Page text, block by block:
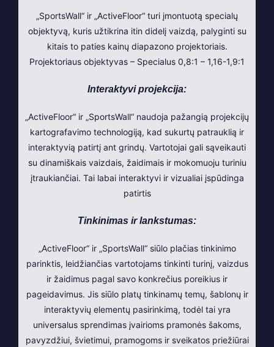
„SportsWall“ ir „ActiveFloor“ turi įmontuotą specialų
objektyvą, kuris užtikrina itin didelį vaizdą, palyginti su
kitais to paties kainų diapazono projektoriais.
Projektoriaus objektyvas – Specialus 0,8:1 – 1,16-1,9:1
Interaktyvi projekcija:
„ActiveFloor“ ir „SportsWall“ naudoja pažangią projekcijų
kartografavimo technologiją, kad sukurtų patrauklią ir
interaktyvią patirtį ant grindų. Vartotojai gali sąveikauti
su dinamiškais vaizdais, žaidimais ir mokomuoju turiniu
įtraukiančiai. Tai labai interaktyvi ir vizualiai įspūdinga
patirtis
Tinkinimas ir lankstumas:
„ActiveFloor“ ir „SportsWall“ siūlo plačias tinkinimo
parinktis, leidžiančias vartotojams tinkinti turinį, vaizdus
ir žaidimus pagal savo konkrečius poreikius ir
pageidavimus. Jis siūlo platų tinkinamų temų, šablonų ir
interaktyvių elementų pasirinkimą, todėl tai yra
universalus sprendimas įvairioms pramonės šakoms,
pavyzdžiui, švietimui, pramogoms ir sveikatos priežiūrai